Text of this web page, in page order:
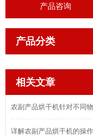
产品咨询
产品分类
相关文章
农副产品烘干机针对不同